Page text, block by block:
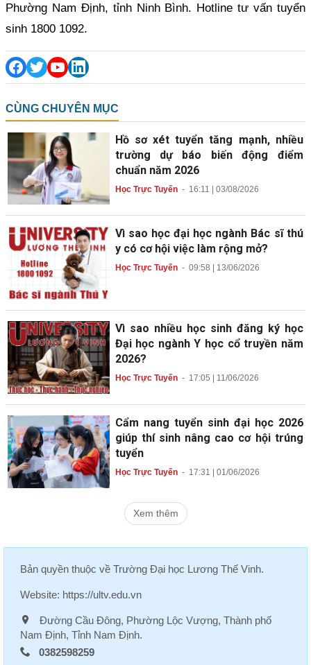
Phường Nam Định, tỉnh Ninh Bình. Hotline tư vấn tuyển
sinh 1800 1092.
CÙNG CHUYÊN MỤC
Hồ sơ xét tuyển tăng mạnh, nhiều
trường dự báo biến động điểm
chuẩn năm 2026
Học Trực Tuyến- 16:11 | 03/08/2026
Vì sao học đại học ngành Bác sĩ thú
y có cơ hội việc làm rộng mở?
Học Trực Tuyến- 09:58 | 13/06/2026
Vì sao nhiều học sinh đăng ký học
Đại học ngành Y học cổ truyền năm
2026?
Học Trực Tuyến- 17:05 | 11/06/2026
Cẩm nang tuyển sinh đại học 2026
giúp thí sinh nâng cao cơ hội trúng
tuyển
Học Trực Tuyến- 17:31 | 01/06/2026
Xem thêm
Bản quyền thuộc về Trường Đại học Lương Thế Vinh.
Website: https://ultv.edu.vn
Đường Cầu Đông, Phường Lộc Vượng, Thành phố
Nam Định, Tỉnh Nam Định.
0382598259